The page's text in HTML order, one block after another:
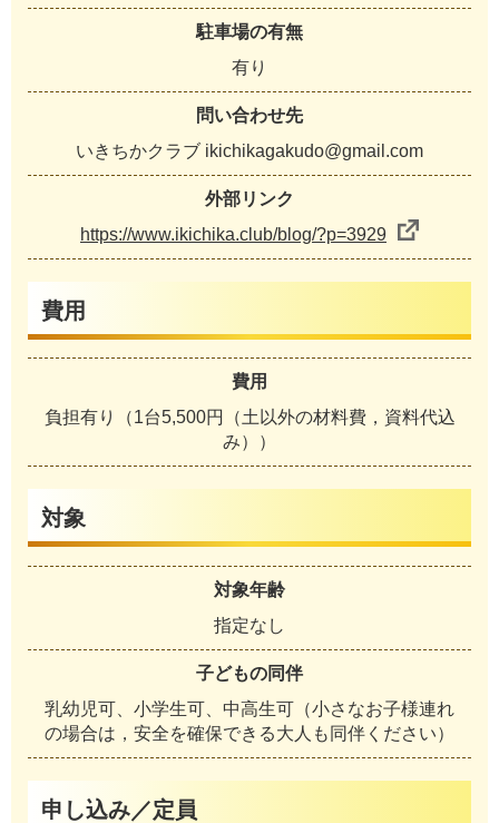
駐車場の有無
有り
問い合わせ先
いきちかクラブ ikichikagakudo@gmail.com
外部リンク
https://www.ikichika.club/blog/?p=3929
費用
費用
負担有り（1台5,500円（土以外の材料費，資料代込
み））
対象
対象年齢
指定なし
子どもの同伴
乳幼児可、小学生可、中高生可（小さなお子様連れ
の場合は，安全を確保できる大人も同伴ください）
申し込み／定員